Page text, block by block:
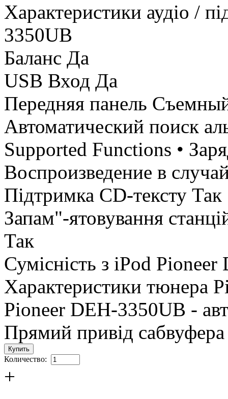
Характеристики аудіо /
3350UB
Баланс Да
USB Вход Да
Передняя панель
Автоматический поиск
Supported Functions •
Воспроизведение в
Підтримка CD-тексту Так
Запам"-ятовування
Так
Сумісність з iPod
Характеристики тюнера
Pioneer DEH-3350UB -
Прямий привід
Количество:
+